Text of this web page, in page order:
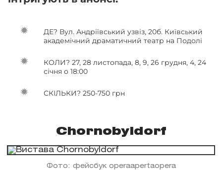
ДЕ? Вул. Андріївський узвіз, 20б. Київський
академічний драматичний театр на Подолі
КОЛИ? 27, 28 листопада, 8, 9, 26 грудня, 4, 24
січня о 18:00
СКІЛЬКИ? 250-750 грн
Chornobyldorf
Фото: фейсбук operaapertaopera